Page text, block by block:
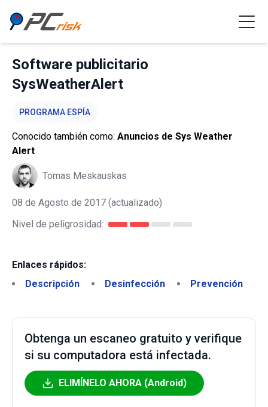
Software publicitario
SysWeatherAlert
PROGRAMA ESPÍA
Conocido también como: Anuncios de Sys Weather
Alert
Tomas Meskauskas
08 de Agosto de 2017 (actualizado)
Nivel de peligrosidad:
Enlaces rápidos:
Descripción
Desinfección Prevención
Obtenga un escaneo gratuito y verifique
si su computadora está infectada.
ELIMÍNELO AHORA (Android)